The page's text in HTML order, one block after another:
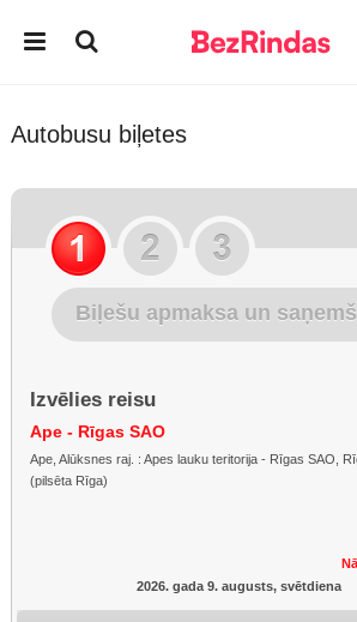
Autobusu biļetes
Biļešu apmaksa un
Izvēlies reisu
Ape - Rīgas SAO
Ape, Alūksnes raj. : Apes lauku teritorija - Rīgas SAO,
(pilsēta Rīga)
2026. gada 9. augusts, svētdiena